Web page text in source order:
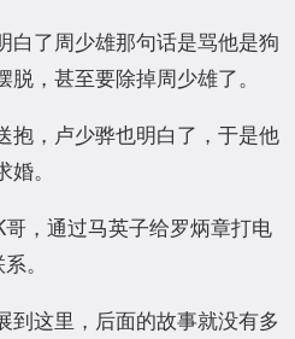
白了周少雄那句话是骂他是狗
，甚至要除掉周少雄了。
抱，卢少骅也明白了，于是他
。
，通过马英子给罗炳章打电
。
到这里，后面的故事就没有多